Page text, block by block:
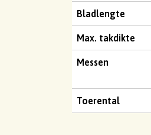
Bladlengte
Max. takdikte
Messen
Toerental